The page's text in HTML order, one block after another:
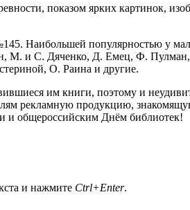
показом ярких картинок,
Наибольшей популярностью у
М. и С. Дяченко, Д. Емец, Ф.
О. Раина и другие.
им книги, поэтому и
рекламную продукцию,
и общероссийским Днём библиотек!
и нажмите Ctrl+Enter.